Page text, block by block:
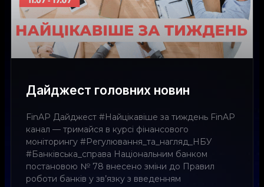
Дайджест головних новин
FinAP Дайджест #Найцікавіше за тиждень FinAP
канал — тримайся в курсі фінансового
моніторингу #Регулювання_та_нагляд_НБУ
#Банківська_справа Національним банком
постановою № 78 внесено зміни до Правил
роботи банків у зв’язку з введенням